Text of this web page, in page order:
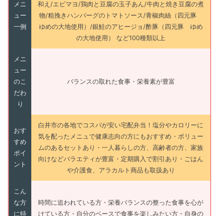
メニ
ュー
一例
和え/エビマヨ/鶏肉と豆腐の玉子あん/牛肉と焼き豆腐の煮
物/粗挽きハンバーグのトマトソース/青椒肉絲（四元豚
ゆめの大地使用）/銀鮭のアヒージョ/酢豚（四元豚 ゆめ
の大地使用） など100種類以上
メニ
ュー
のこ
だわ
り
バランスの取れた食事・栄養素が豊富
おす
すめ
ポイ
ント
白井市の各地でコスパが安い宅配弁当！塩分やカロリーに
気を配ったメニュで健康志向の方にもおすすめ・ボリュー
ムのあるセットあり・一人暮らしの方、高齢者の方、家族
向けなどバラエティが豊富・定期購入で割引あり・ごはん
や介護食、アラカルト商品も取扱あり
こん
な方
に特
時間に追われている方・栄養バランスの整った食事を心が
けている方・自分のペースで食事を楽しみたい方・自身の